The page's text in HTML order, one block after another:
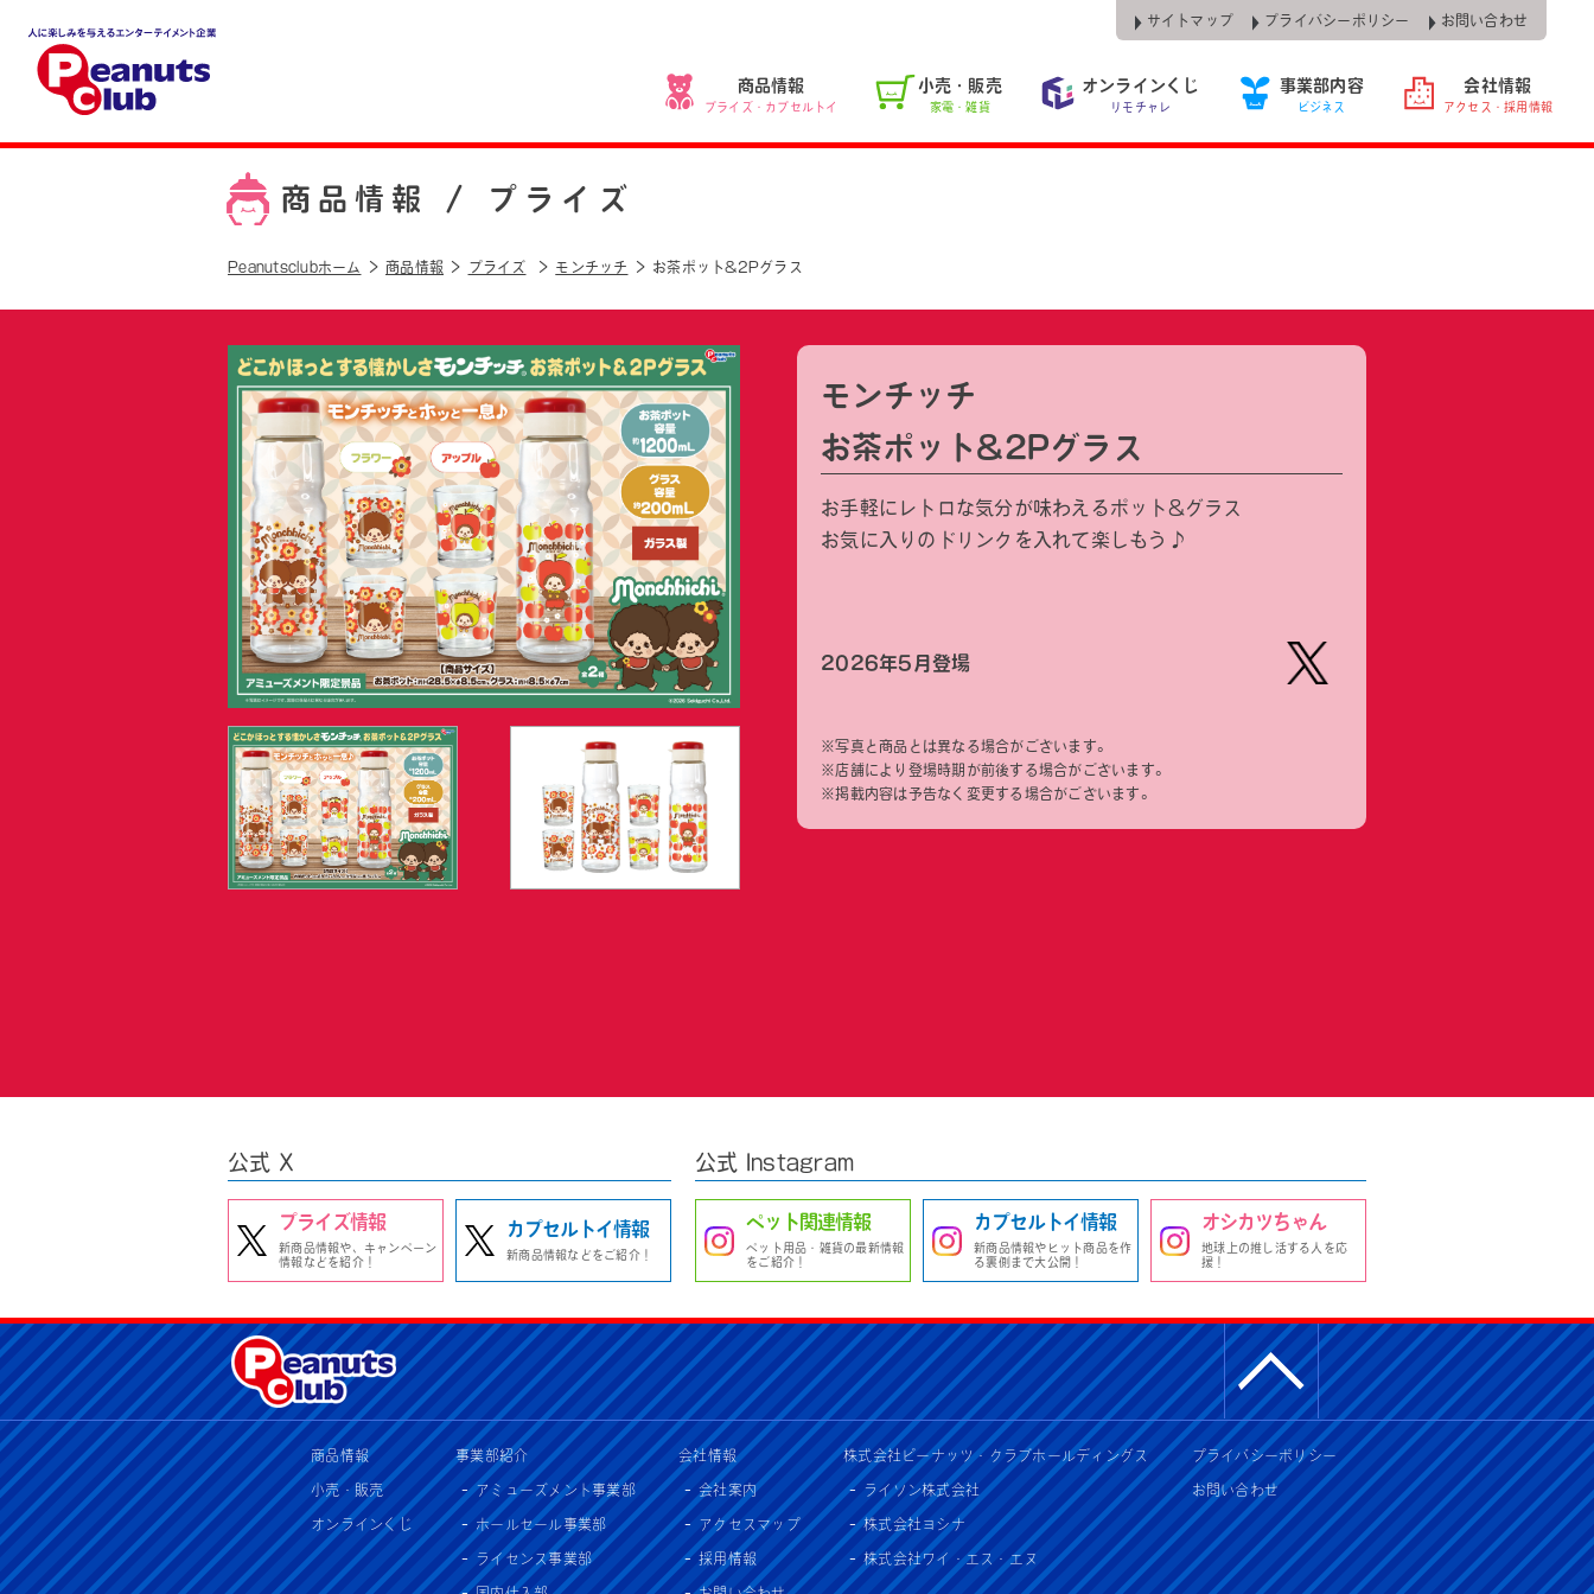
サイトマップ プライバシーポリシー お問い合わせ
商品情報
プライズ・カプセルトイ
小売・販売
家電・雑貨
オンラインくじ
リモチャレ
事業部内容
ビジネス
会社情報
アクセス・採用情報
商品情報 / プライズ
Peanutsclubホーム 商品情報 プライズ モンチッチ お茶ポット&2Pグラス
モンチッチ
お茶ポット&2Pグラス
お手軽にレトロな気分が味わえるポット&グラス
お気に入りのドリンクを入れて楽しもう♪
2026年5月登場
※写真と商品とは異なる場合がございます。
※店舗により登場時期が前後する場合がございます。
※掲載内容は予告なく変更する場合がございます。
公式 X
プライズ情報
新商品情報や、キャンペーン
情報などを紹介！
カプセルトイ情報
新商品情報などをご紹介！
公式 Instagram
ペット関連情報
ペット用品・雑貨の最新情報
をご紹介！
カプセルトイ情報
新商品情報やヒット商品を作
る裏側まで大公開！
オシカツちゃん
地球上の推し活する人を応
援！
商品情報
小売・販売
オンラインくじ
事業部紹介
アミューズメント事業部
ホールセール事業部
ライセンス事業部
会社情報
会社案内
アクセスマップ
採用情報
株式会社ピーナッツ・クラブホールディングス
ライソン株式会社
株式会社ヨシナ
株式会社ワイ・エス・エヌ
プライバシーポリシー
お問い合わせ